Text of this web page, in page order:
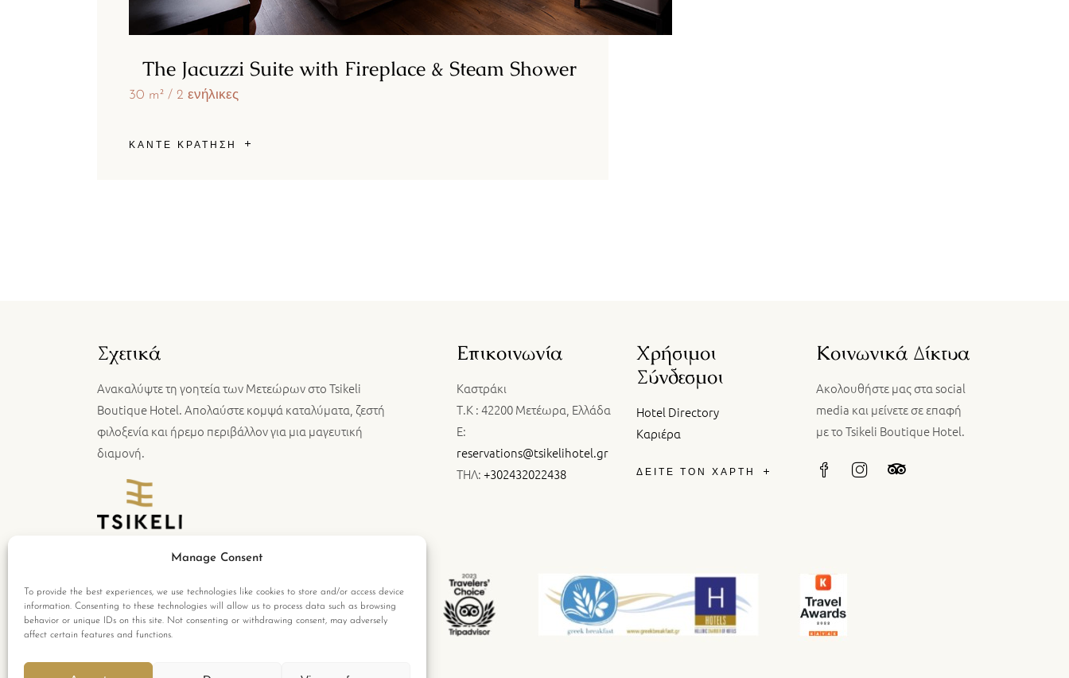
Manage Consent
To provide the best experiences, we use technologies like cookies to store and/or access device
information. Consenting to these technologies will allow us to process data such as browsing
behavior or unique IDs on this site. Not consenting or withdrawing consent, may adversely
affect certain features and functions.
The Jacuzzi Suite with Fireplace & Steam Shower
30 m² 2 ενήλικες
ΚΑΝΤΕ ΚΡΑΤΗΣΗ
Σχετικά
Ανακαλύψτε τη γοητεία των Μετεώρων στο Tsikeli
Boutique Hotel. Απολαύστε κομψά καταλύματα, ζεστή
φιλοξενία και ήρεμο περιβάλλον για μια μαγευτική
διαμονή.
Επικοινωνία
Καστράκι
Τ.Κ : 42200 Μετέωρα, Ελλάδα
E:
reservations@tsikelihotel.gr
ΤΗΛ:+302432022438
Χρήσιμοι
Σύνδεσμοι
Hotel Directory
Καριέρα
ΔΕΙΤΕ ΤΟΝ ΧΑΡΤΗ
Κοινωνικά Δίκτυα
Ακολουθήστε μας στα social
media και μείνετε σε επαφή
με το Tsikeli Boutique Hotel.